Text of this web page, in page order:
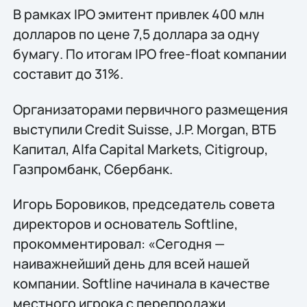
В рамках IPO эмитент привлек 400 млн
долларов по цене 7,5 доллара за одну
бумагу. По итогам IPO free-float компании
составит до 31%.
Организаторами первичного размещения
выступили Credit Suisse, J.P. Morgan, ВТБ
Капитал, Alfa Capital Markets, Citigroup,
Газпромбанк, Сбербанк.
Игорь Боровиков, председатель совета
директоров и основатель Softline,
прокомментировал: «Сегодня —
наиважнейший день для всей нашей
компании. Softline начинала в качестве